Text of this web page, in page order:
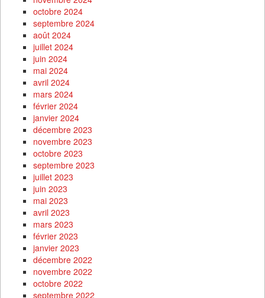
octobre 2024
septembre 2024
août 2024
juillet 2024
juin 2024
mai 2024
avril 2024
mars 2024
février 2024
janvier 2024
décembre 2023
novembre 2023
octobre 2023
septembre 2023
juillet 2023
juin 2023
mai 2023
avril 2023
mars 2023
février 2023
janvier 2023
décembre 2022
novembre 2022
octobre 2022
septembre 2022